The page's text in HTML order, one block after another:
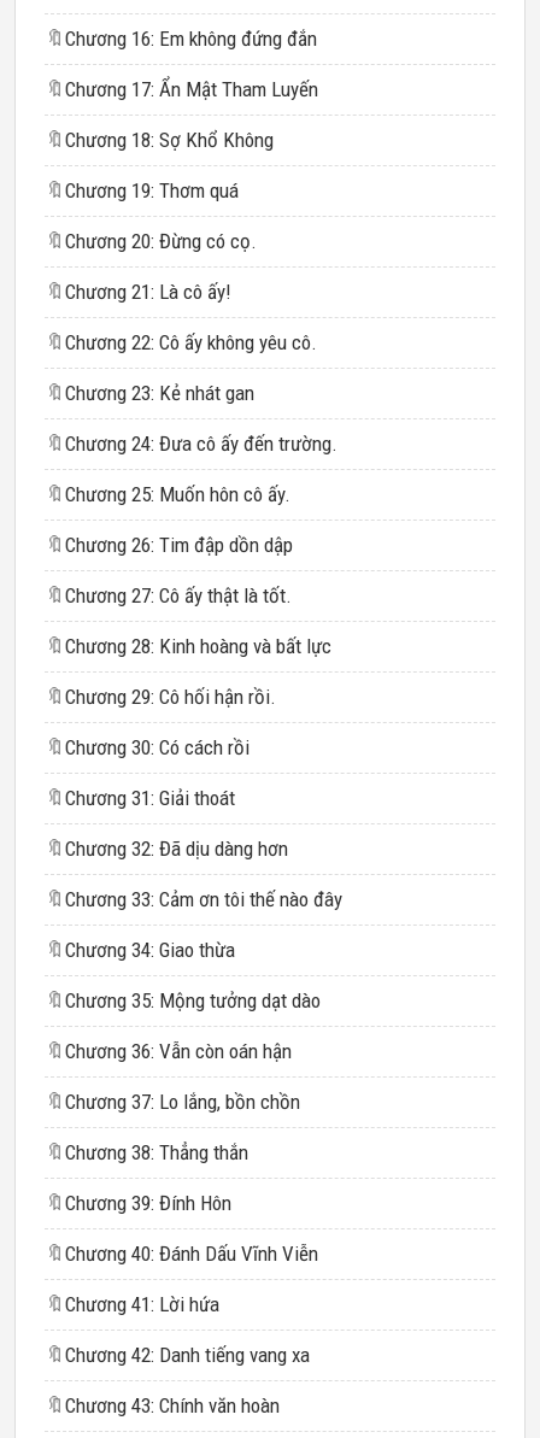
🔖 Chương 16: Em không đứng đắn
🔖 Chương 17: Ẩn Mật Tham Luyến
🔖 Chương 18: Sợ Khổ Không
🔖 Chương 19: Thơm quá
🔖 Chương 20: Đừng có cọ.
🔖 Chương 21: Là cô ấy!
🔖 Chương 22: Cô ấy không yêu cô.
🔖 Chương 23: Kẻ nhát gan
🔖 Chương 24: Đưa cô ấy đến trường.
🔖 Chương 25: Muốn hôn cô ấy.
🔖 Chương 26: Tim đập dồn dập
🔖 Chương 27: Cô ấy thật là tốt.
🔖 Chương 28: Kinh hoàng và bất lực
🔖 Chương 29: Cô hối hận rồi.
🔖 Chương 30: Có cách rồi
🔖 Chương 31: Giải thoát
🔖 Chương 32: Đã dịu dàng hơn
🔖 Chương 33: Cảm ơn tôi thế nào đây
🔖 Chương 34: Giao thừa
🔖 Chương 35: Mộng tưởng dạt dào
🔖 Chương 36: Vẫn còn oán hận
🔖 Chương 37: Lo lắng, bồn chồn
🔖 Chương 38: Thẳng thắn
🔖 Chương 39: Đính Hôn
🔖 Chương 40: Đánh Dấu Vĩnh Viễn
🔖 Chương 41: Lời hứa
🔖 Chương 42: Danh tiếng vang xa
🔖 Chương 43: Chính văn hoàn